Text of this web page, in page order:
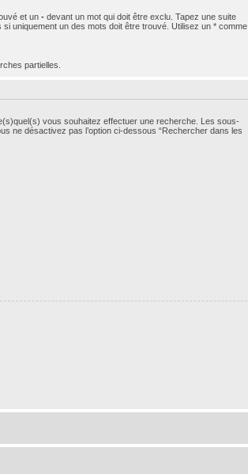
et un - devant un mot qui doit être exclu. Tapez une suite
si uniquement un des mots doit être trouvé. Utilisez un * comme
partielles.
vous souhaitez effectuer une recherche. Les sous-
ne désactivez pas l’option ci-dessous “Rechercher dans les